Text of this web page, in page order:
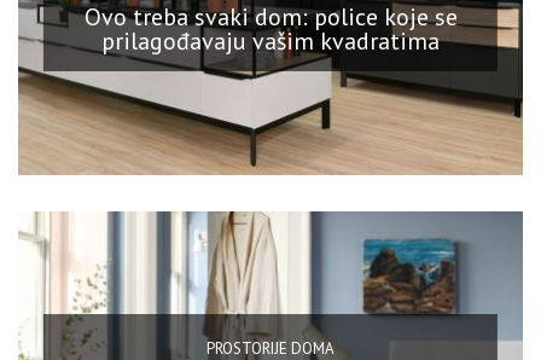
Ovo treba svaki dom: police koje se
prilagođavaju vašim kvadratima
PROSTORIJE DOMA